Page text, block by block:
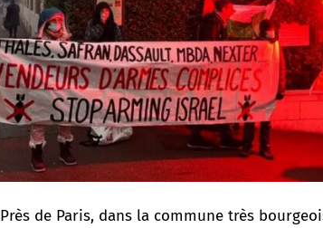
Près de Paris, dans la commune très